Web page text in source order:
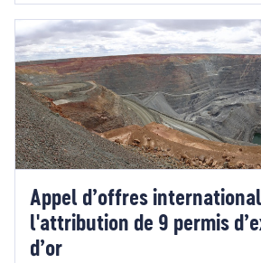
Appel d’offres
l'attribution de 9 permis
d’or